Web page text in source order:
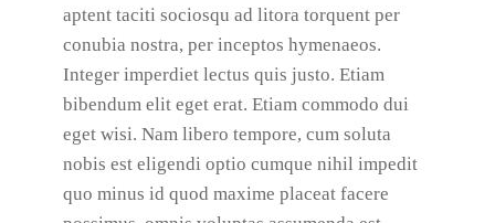
aptent taciti sociosqu ad litora torquent per
conubia nostra, per inceptos hymenaeos.
Integer imperdiet lectus quis justo. Etiam
bibendum elit eget erat. Etiam commodo dui
eget wisi. Nam libero tempore, cum soluta
nobis est eligendi optio cumque nihil impedit
quo minus id quod maxime placeat facere